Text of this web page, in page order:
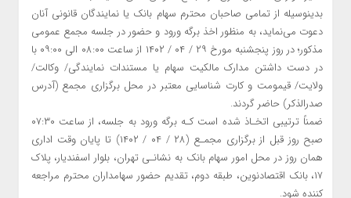
بدینوسیله از تمامی صاحبان محترم سهام بانک یا نمایندگان قانونی آنان
دعوت می‌نماید، به منظور اخذ برگه ورود و حضور در جلسه مجمع عمومی
مذکور؛ در روز پنجشنبه مورخ ۲۹ / ۰۴ / ۱۴۰۲ از ساعت ۰۸:۰۰ الی ۰۹:۰۰ با
در دست داشتن مدارک مالکیت سهام یا مستندات نمایندگی/ وکالت/
ولایت/ قیمومت و کارت شناسایی معتبر در محل برگزاری مجمع (آدرس
صدرالذکر) حاضر گردند.
ضمناً ترتیبی اتخـاذ ‌شده ‌است کـه برگه ورود به جلسه، از ساعت ۰۷:۳۰
صبح روز قبل از برگزاری مجمـع (۲۸ / ۰۴ / ۱۴۰۲) تا پایان وقت اداری
همان روز در محل امور سهام بانک به نشانـی تهران، بلوار اسفندیار، پلاک
۱۷، بانک اقتصادنوین، طبقه دوم، تقدیم حضور سهامداران محترم مراجعه
کننده شود.